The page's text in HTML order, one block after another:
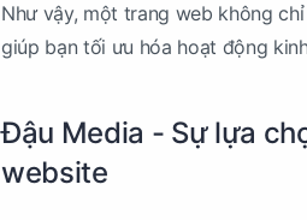
Như vậy, một trang web không
giúp bạn tối ưu hóa hoạt động
Đậu Media - Sự lựa
website